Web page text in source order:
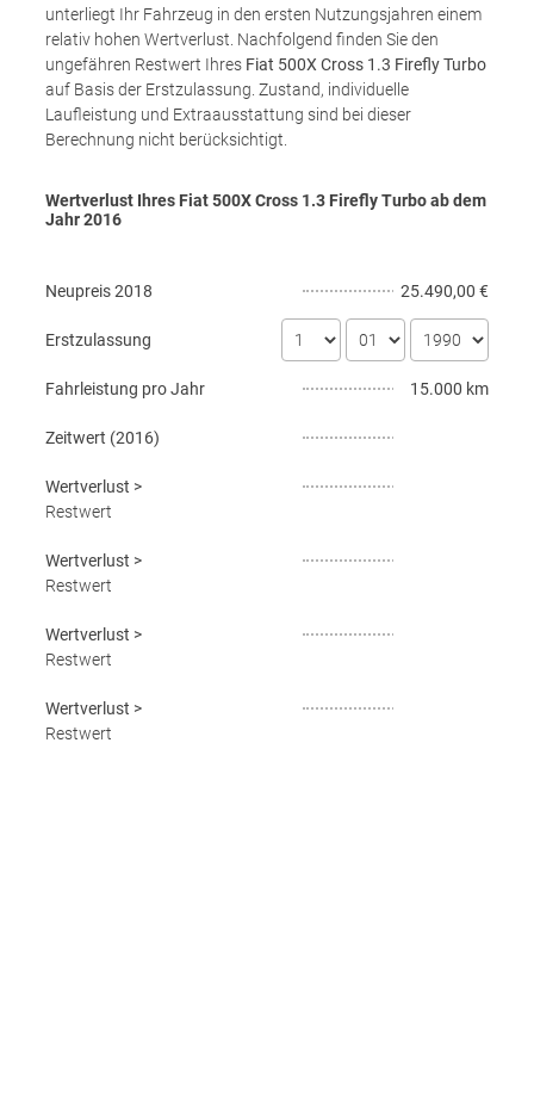
unterliegt Ihr Fahrzeug in den ersten Nutzungsjahren einem
relativ hohen Wertverlust. Nachfolgend finden Sie den
ungefähren Restwert Ihres Fiat 500X Cross 1.3 Firefly Turbo
auf Basis der Erstzulassung. Zustand, individuelle
Laufleistung und Extraausstattung sind bei dieser
Berechnung nicht berücksichtigt.
Wertverlust Ihres Fiat 500X Cross 1.3 Firefly Turbo ab dem
Jahr2016
Neupreis2018 25.490,00 €
Erstzulassung
Fahrleistung pro Jahr 15.000 km
Zeitwert (2016)
Wertverlust >
Restwert
Wertverlust >
Restwert
Wertverlust >
Restwert
Wertverlust >
Restwert